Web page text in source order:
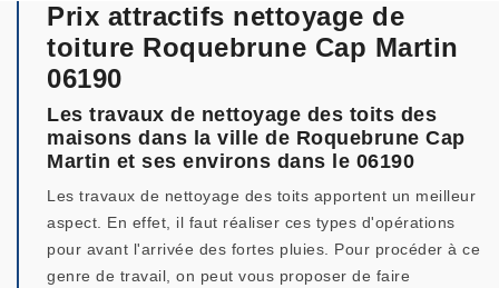
Prix attractifs nettoyage de
toiture Roquebrune Cap Martin
06190
Les travaux de nettoyage des toits des
maisons dans la ville de Roquebrune Cap
Martin et ses environs dans le 06190
Les travaux de nettoyage des toits apportent un meilleur
aspect. En effet, il faut réaliser ces types d'opérations
pour avant l'arrivée des fortes pluies. Pour procéder à ce
genre de travail, on peut vous proposer de faire